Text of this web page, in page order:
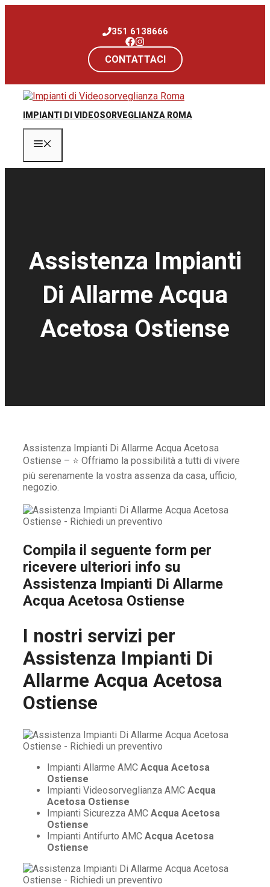
351 6138666
CONTATTACI
IMPIANTI DI VIDEOSORVEGLIANZA ROMA
Assistenza Impianti
Di Allarme Acqua
Acetosa Ostiense
Assistenza Impianti Di Allarme Acqua Acetosa
Ostiense – ⭐ Offriamo la possibilità a tutti di vivere
più serenamente la vostra assenza da casa, ufficio,
negozio.
Compila il seguente form per
ricevere ulteriori info su
Assistenza Impianti Di Allarme
Acqua Acetosa Ostiense
I nostri servizi per
Assistenza Impianti Di
Allarme Acqua Acetosa
Ostiense
Impianti Allarme AMC Acqua Acetosa
Ostiense
Impianti Videosorveglianza AMC Acqua
Acetosa Ostiense
Impianti Sicurezza AMC Acqua Acetosa
Ostiense
Impianti Antifurto AMC Acqua Acetosa
Ostiense